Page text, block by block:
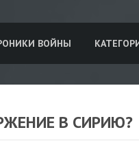
ВОЙНЫ
В СИРИЮ?